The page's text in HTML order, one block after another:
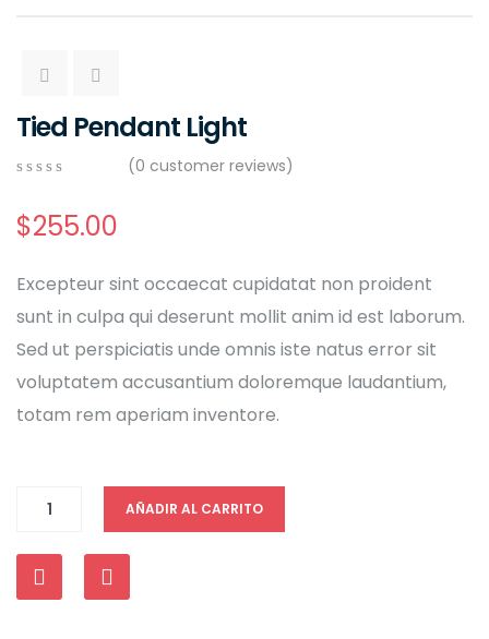
Tied Pendant Light
out
of
customer
ratings
(0 customer reviews)
$255.00
Excepteur sint occaecat cupidatat non proident
sunt in culpa qui deserunt mollit anim id est laborum.
Sed ut perspiciatis unde omnis iste natus error sit
voluptatem accusantium doloremque laudantium,
totam rem aperiam inventore.
AÑADIR AL CARRITO
Compare